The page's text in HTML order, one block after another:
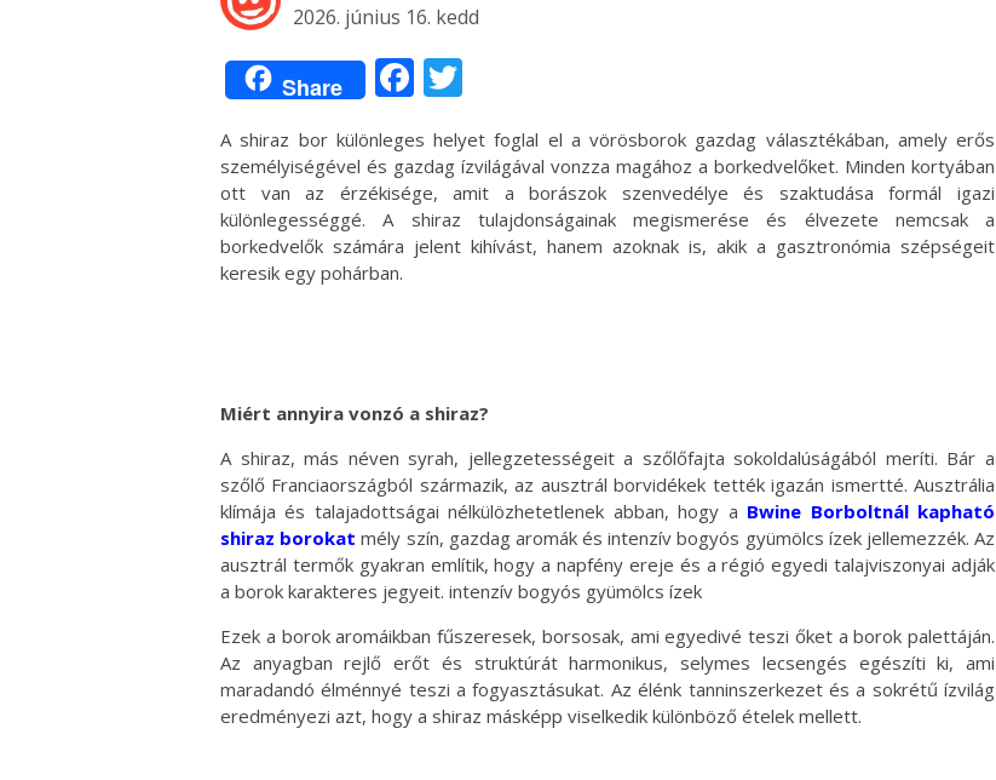
2026. június 16. kedd
Share Facebook
A shiraz bor különleges helyet foglal el a vörösborok gazdag választékában, amely erős
személyiségével és gazdag ízvilágával vonzza magához a borkedvelőket. Minden kortyában
ott van az érzékisége, amit a borászok szenvedélye és szaktudása formál igazi
különlegességgé. A shiraz tulajdonságainak megismerése és élvezete nemcsak a
borkedvelők számára jelent kihívást, hanem azoknak is, akik a gasztronómia szépségeit
keresik egy pohárban.
Miért annyira vonzó a shiraz?
A shiraz, más néven syrah, jellegzetességeit a szőlőfajta sokoldalúságából meríti. Bár a
szőlő Franciaországból származik, az ausztrál borvidékek tették igazán ismertté. Ausztrália
klímája és talajadottságai nélkülözhetetlenek abban, hogy a Bwine Borboltnál kapható
shiraz borokat mély szín, gazdag aromák és intenzív bogyós gyümölcs ízek jellemezzék. Az
ausztrál termők gyakran említik, hogy a napfény ereje és a régió egyedi talajviszonyai adják
a borok karakteres jegyeit. intenzív bogyós gyümölcs ízek
Ezek a borok aromáikban fűszeresek, borsosak, ami egyedivé teszi őket a borok palettáján.
Az anyagban rejlő erőt és struktúrát harmonikus, selymes lecsengés egészíti ki, ami
maradandó élménnyé teszi a fogyasztásukat. Az élénk tanninszerkezet és a sokrétű ízvilág
eredményezi azt, hogy a shiraz másképp viselkedik különböző ételek mellett.